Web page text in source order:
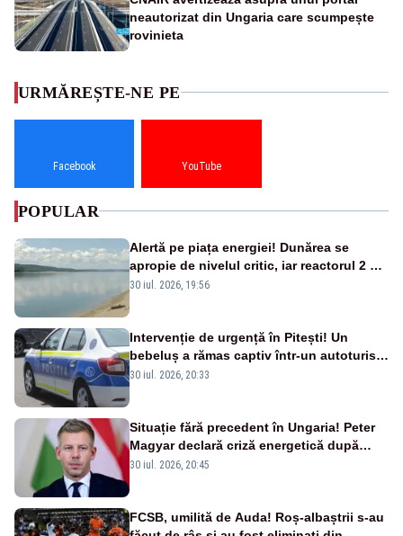
neautorizat din Ungaria care scumpește
rovinieta
URMĂREȘTE-NE PE
Facebook YouTube
POPULAR
Alertă pe piața energiei! Dunărea se
apropie de nivelul critic, iar reactorul 2 de
la Cernavodă ar putea fi oprit
30 iul. 2026, 19:56
Intervenție de urgență în Pitești! Un
bebeluș a rămas captiv într-un autoturism
din cauza unei defecțiuni
30 iul. 2026, 20:33
Situație fără precedent în Ungaria! Peter
Magyar declară criză energetică după
oprirea centralei de la Paks
30 iul. 2026, 20:45
FCSB, umilită de Auda! Roș-albaștrii s-au